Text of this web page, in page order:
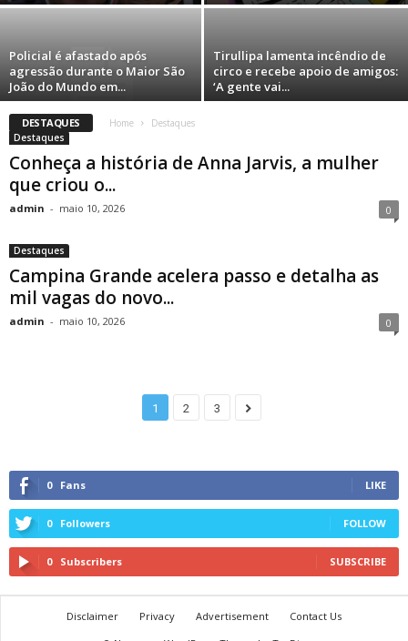
Policial é afastado após
agressão durante o Maior São
João do Mundo em...
Tirullipa lamenta incêndio de
circo e recebe apoio de amigos:
‘A gente vai...
DESTAQUES Home
Destaques
Destaques
Conheça a história de Anna Jarvis, a mulher
que criou o...
admin - maio 10, 2026 0
Destaques
Campina Grande acelera passo e detalha as
mil vagas do novo...
admin - maio 10, 2026 0
1 2 3
0 Fans LIKE
0 Followers FOLLOW
0 Subscribers SUBSCRIBE
Disclaimer Privacy Advertisement
Contact Us